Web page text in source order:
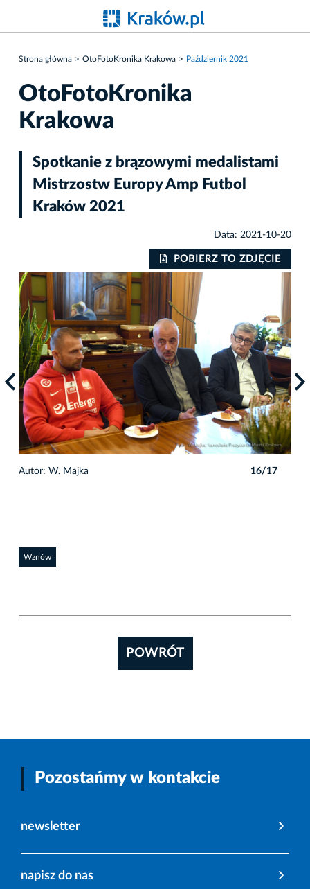
Strona główna OtoFotoKronika Krakowa Październik 2021
OtoFotoKronika
Krakowa
Spotkanie z brązowymi medalistami
Mistrzostw Europy Amp Futbol
Kraków 2021
Data: 2021-10-20
POBIERZ TO ZDJĘCIE
Autor: W. Majka 16/17
Wznów
POWRÓT
Pozostańmy w kontakcie
newsletter
napisz do nas